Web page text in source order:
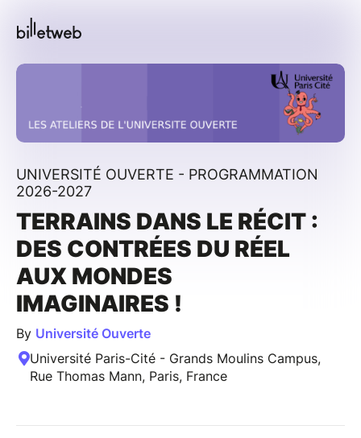
UNIVERSITÉ OUVERTE - PROGRAMMATION
2026-2027
TERRAINS DANS LE RÉCIT :
DES CONTRÉES DU RÉEL
AUX MONDES
IMAGINAIRES !
By Université Ouverte
Université Paris-Cité - Grands Moulins Campus,
Rue Thomas Mann, Paris, France